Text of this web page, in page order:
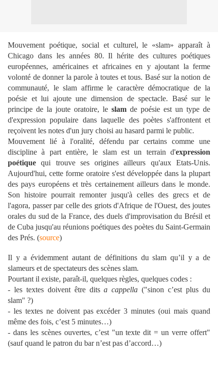
Mouvement poétique, social et culturel, le «slam» apparaît à
Chicago dans les années 80. Il hérite des cultures poétiques
européennes, américaines et africaines en y ajoutant la ferme
volonté de donner la parole à toutes et tous. Basé sur la notion de
communauté, le slam affirme le caractère démocratique de la
poésie et lui ajoute une dimension de spectacle. Basé sur le
principe de la joute oratoire, le slam de poésie est un type de
d'expression populaire dans laquelle des poètes s'affrontent et
reçoivent les notes d'un jury choisi au hasard parmi le public.
Mouvement lié à l'oralité, défendu par certains comme une
discipline à part entière, le slam est un terrain d'expression
poétique qui trouve ses origines ailleurs qu'aux Etats-Unis.
Aujourd'hui, cette forme oratoire s'est développée dans la plupart
des pays européens et très certainement ailleurs dans le monde.
Son histoire pourrait remonter jusqu'à celles des grecs et de
l'agora, passer par celle des griots d'Afrique de l'Ouest, des joutes
orales du sud de la France, des duels d'improvisation du Brésil et
de Cuba jusqu'au réunions poétiques des poètes du Saint-Germain
des Prés. (source)
Il y a évidemment autant de définitions du slam qu’il y a de
slameurs et de spectateurs des scènes slam.
Pourtant il existe, paraît-il, quelques règles, quelques codes :
- les textes doivent être ditsa cappella ("sinon c’est plus du
slam" ?)
- les textes ne doivent pas excéder 3 minutes (oui mais quand
même des fois, c’est 5 minutes…)
- dans les scènes ouvertes, c’est "un texte dit = un verre offert"
(sauf quand le patron du bar n’est pas d’accord…)